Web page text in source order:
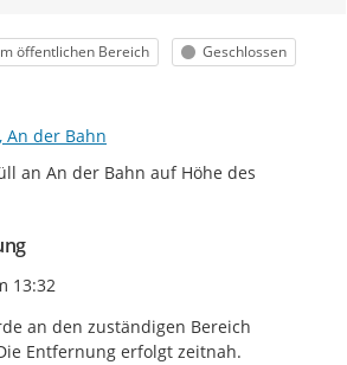
öffentlichen Bereich Status
Geschlossen
An der Bahn
an An der Bahn auf Höhe des
Erstellens
13:32
an den zuständigen Bereich
Entfernung erfolgt zeitnah.